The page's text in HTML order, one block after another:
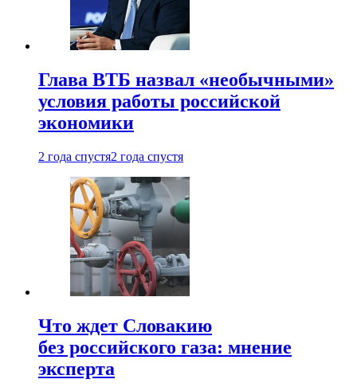
Глава ВТБ назвал «необычными»
условия работы российской
экономики
2 года спустя2 года спустя
Что ждет Словакию
без российского газа: мнение
эксперта